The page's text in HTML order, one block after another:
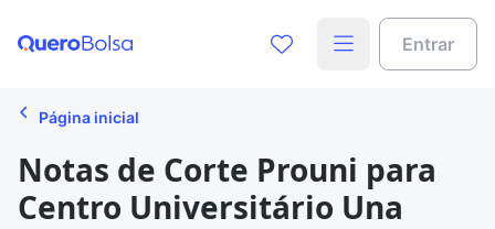
Entrar
Página inicial
Notas de Corte Prouni para
Centro Universitário Una